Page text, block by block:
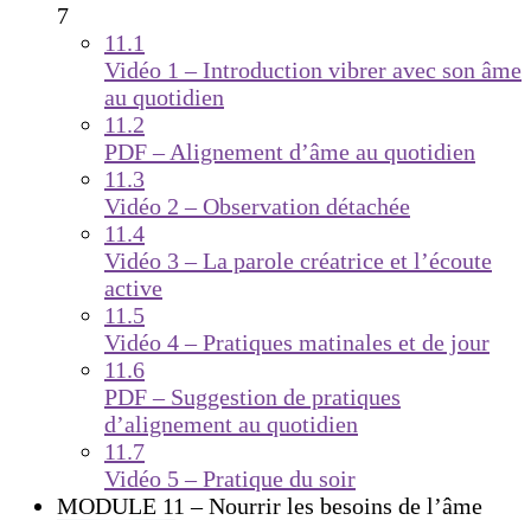
7
11.1
Vidéo 1 – Introduction vibrer avec son âme
au quotidien
11.2
PDF – Alignement d’âme au quotidien
11.3
Vidéo 2 – Observation détachée
11.4
Vidéo 3 – La parole créatrice et l’écoute
active
11.5
Vidéo 4 – Pratiques matinales et de jour
11.6
PDF – Suggestion de pratiques
d’alignement au quotidien
11.7
Vidéo 5 – Pratique du soir
MODULE 11 – Nourrir les besoins de l’âme